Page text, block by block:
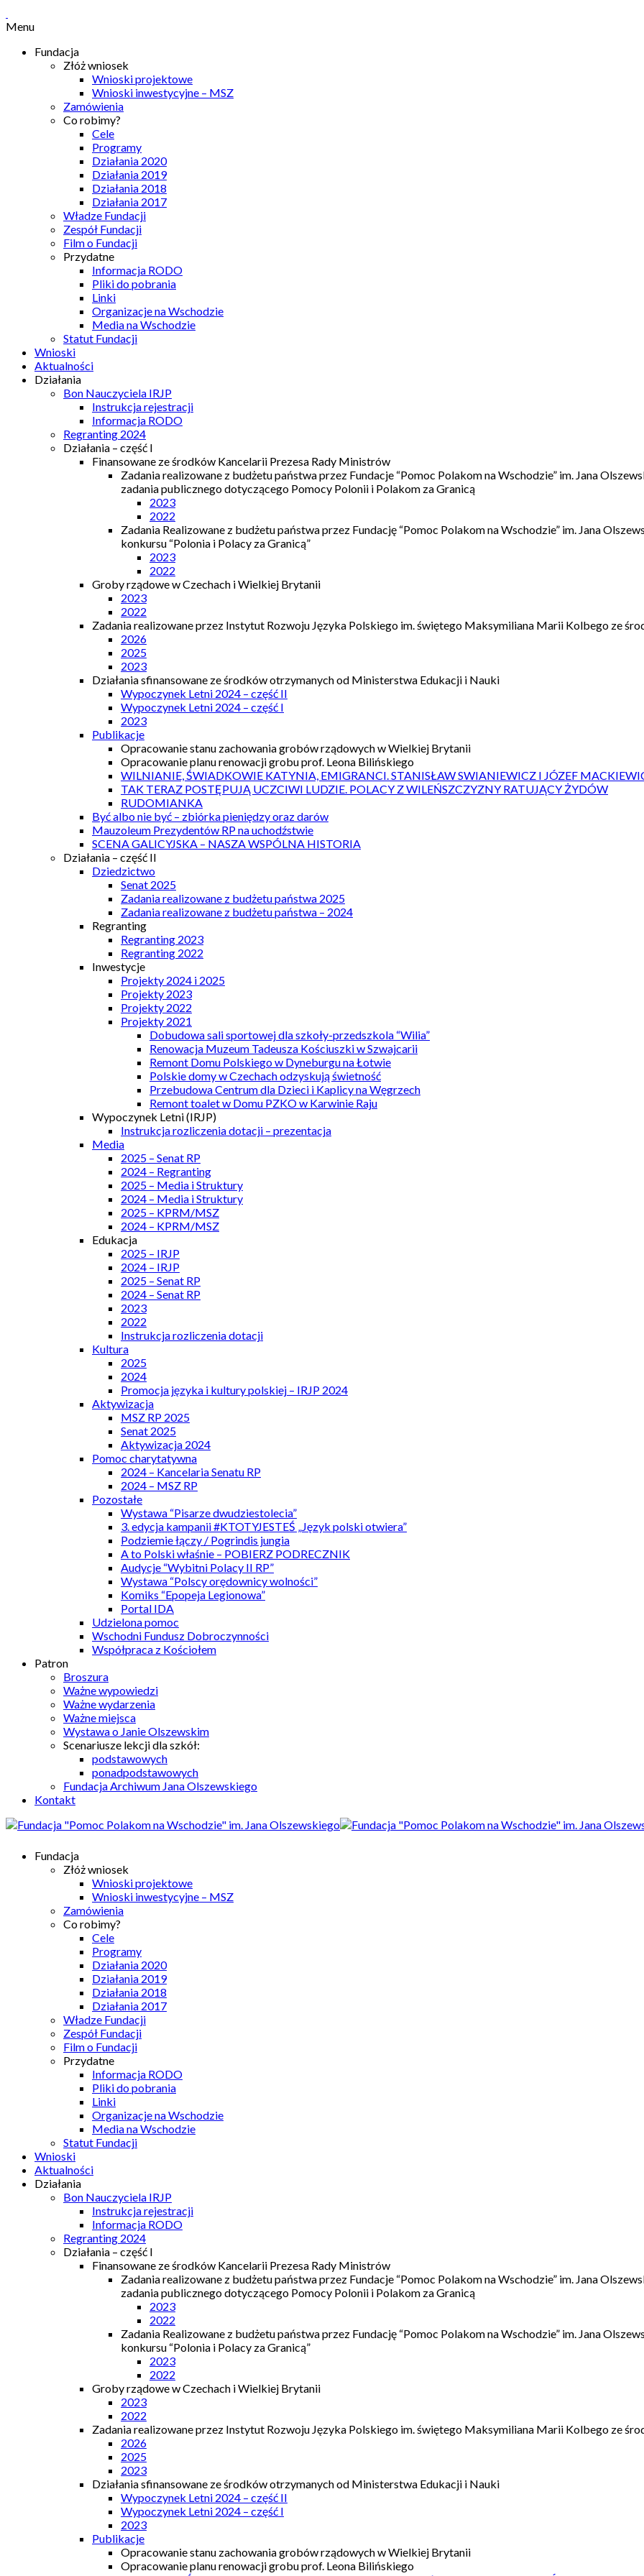
Menu
Fundacja
Złóż wniosek
Wnioski projektowe
Wnioski inwestycyjne – MSZ
Zamówienia
Co robimy?
Cele
Programy
Działania 2020
Działania 2019
Działania 2018
Działania 2017
Władze Fundacji
Zespół Fundacji
Film o Fundacji
Przydatne
Informacja RODO
Pliki do pobrania
Linki
Organizacje na Wschodzie
Media na Wschodzie
Statut Fundacji
Wnioski
Aktualności
Działania
Bon Nauczyciela IRJP
Instrukcja rejestracji
Informacja RODO
Regranting 2024
Działania – część I
Finansowane ze środków Kancelarii Prezesa Rady Ministrów
Zadania realizowane z budżetu państwa przez Fundacje “Pomoc Polakom na Wschodzie” im. Jana
zadania publicznego dotyczącego Pomocy Polonii i Polakom za Granicą
2023
2022
Zadania Realizowane z budżetu państwa przez Fundację “Pomoc Polakom na Wschodzie” im. Jana
konkursu “Polonia i Polacy za Granicą”
2023
2022
Groby rządowe w Czechach i Wielkiej Brytanii
2023
2022
Zadania realizowane przez Instytut Rozwoju Języka Polskiego im. świętego Maksymiliana Marii Kolbego ze
2026
2025
2023
Działania sfinansowane ze środków otrzymanych od Ministerstwa Edukacji i Nauki
Wypoczynek Letni 2024 – część II
Wypoczynek Letni 2024 – część I
2023
Publikacje
Opracowanie stanu zachowania grobów rządowych w Wielkiej Brytanii
Opracowanie planu renowacji grobu prof. Leona Bilińskiego
WILNIANIE, ŚWIADKOWIE KATYNIA, EMIGRANCI. STANISŁAW SWIANIEWICZ I JÓZEF
TAK TERAZ POSTĘPUJĄ UCZCIWI LUDZIE. POLACY Z WILEŃSZCZYZNY RATUJĄCY ŻYDÓW
RUDOMIANKA
Być albo nie być – zbiórka pieniędzy oraz darów
Mauzoleum Prezydentów RP na uchodźstwie
SCENA GALICYJSKA – NASZA WSPÓLNA HISTORIA
Działania – część II
Dziedzictwo
Senat 2025
Zadania realizowane z budżetu państwa 2025
Zadania realizowane z budżetu państwa – 2024
Regranting
Regranting 2023
Regranting 2022
Inwestycje
Projekty 2024 i 2025
Projekty 2023
Projekty 2022
Projekty 2021
Dobudowa sali sportowej dla szkoły-przedszkola “Wilia”
Renowacja Muzeum Tadeusza Kościuszki w Szwajcarii
Remont Domu Polskiego w Dyneburgu na Łotwie
Polskie domy w Czechach odzyskują świetność
Przebudowa Centrum dla Dzieci i Kaplicy na Węgrzech
Remont toalet w Domu PZKO w Karwinie Raju
Wypoczynek Letni (IRJP)
Instrukcja rozliczenia dotacji – prezentacja
Media
2025 – Senat RP
2024 – Regranting
2025 – Media i Struktury
2024 – Media i Struktury
2025 – KPRM/MSZ
2024 – KPRM/MSZ
Edukacja
2025 – IRJP
2024 – IRJP
2025 – Senat RP
2024 – Senat RP
2023
2022
Instrukcja rozliczenia dotacji
Kultura
2025
2024
Promocja języka i kultury polskiej – IRJP 2024
Aktywizacja
MSZ RP 2025
Senat 2025
Aktywizacja 2024
Pomoc charytatywna
2024 – Kancelaria Senatu RP
2024 – MSZ RP
Pozostałe
Wystawa “Pisarze dwudziestolecia”
3. edycja kampanii #KTOTYJESTEŚ „Język polski otwiera”
Podziemie łączy / Pogrindis jungia
A to Polski właśnie – POBIERZ PODRECZNIK
Audycje “Wybitni Polacy II RP”
Wystawa “Polscy orędownicy wolności”
Komiks “Epopeja Legionowa”
Portal IDA
Udzielona pomoc
Wschodni Fundusz Dobroczynności
Współpraca z Kościołem
Patron
Broszura
Ważne wypowiedzi
Ważne wydarzenia
Ważne miejsca
Wystawa o Janie Olszewskim
Scenariusze lekcji dla szkół:
podstawowych
ponadpodstawowych
Fundacja Archiwum Jana Olszewskiego
Kontakt
Fundacja
Złóż wniosek
Wnioski projektowe
Wnioski inwestycyjne – MSZ
Zamówienia
Co robimy?
Cele
Programy
Działania 2020
Działania 2019
Działania 2018
Działania 2017
Władze Fundacji
Zespół Fundacji
Film o Fundacji
Przydatne
Informacja RODO
Pliki do pobrania
Linki
Organizacje na Wschodzie
Media na Wschodzie
Statut Fundacji
Wnioski
Aktualności
Działania
Bon Nauczyciela IRJP
Instrukcja rejestracji
Informacja RODO
Regranting 2024
Działania – część I
Finansowane ze środków Kancelarii Prezesa Rady Ministrów
Zadania realizowane z budżetu państwa przez Fundacje “Pomoc Polakom na Wschodzie” im. Jana
zadania publicznego dotyczącego Pomocy Polonii i Polakom za Granicą
2023
2022
Zadania Realizowane z budżetu państwa przez Fundację “Pomoc Polakom na Wschodzie” im. Jana
konkursu “Polonia i Polacy za Granicą”
2023
2022
Groby rządowe w Czechach i Wielkiej Brytanii
2023
2022
Zadania realizowane przez Instytut Rozwoju Języka Polskiego im. świętego Maksymiliana Marii Kolbego ze
2026
2025
2023
Działania sfinansowane ze środków otrzymanych od Ministerstwa Edukacji i Nauki
Wypoczynek Letni 2024 – część II
Wypoczynek Letni 2024 – część I
2023
Publikacje
Opracowanie stanu zachowania grobów rządowych w Wielkiej Brytanii
Opracowanie planu renowacji grobu prof. Leona Bilińskiego